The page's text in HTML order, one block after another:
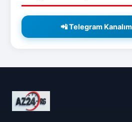
📲 Telegram